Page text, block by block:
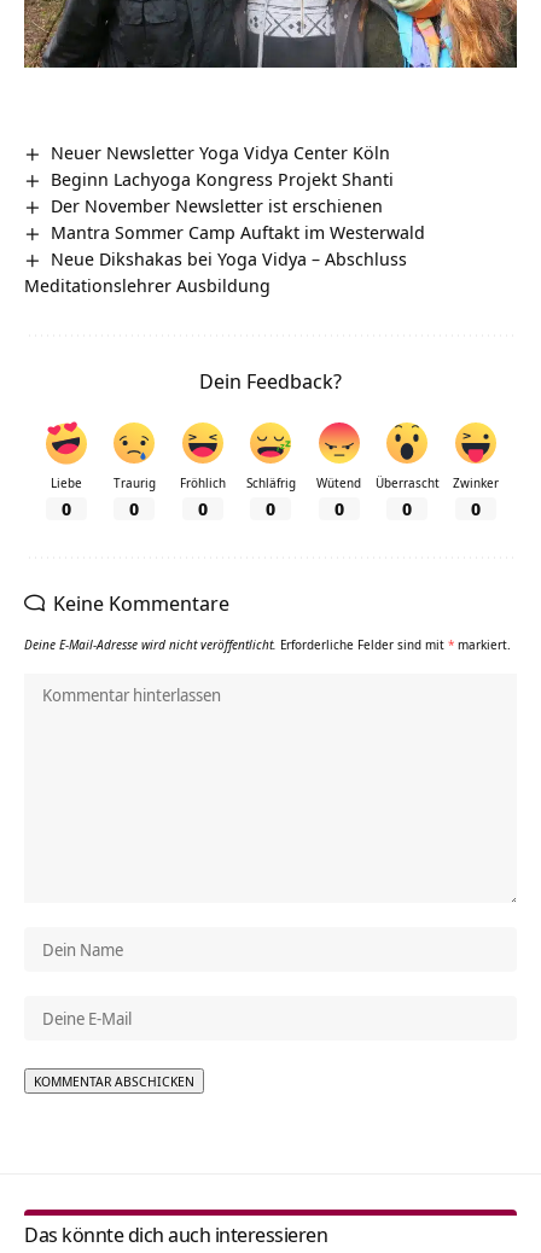
Neuer Newsletter Yoga Vidya Center Köln
Beginn Lachyoga Kongress Projekt Shanti
Der November Newsletter ist erschienen
Mantra Sommer Camp Auftakt im Westerwald
Neue Dikshakas bei Yoga Vidya – Abschluss
Meditationslehrer Ausbildung
Dein Feedback?
Liebe
0
Traurig
0
Fröhlich
0
Schläfrig
0
Wütend
0
Überrascht
0
Zwinker
0
Keine Kommentare
Deine E-Mail-Adresse wird nicht veröffentlicht. Erforderliche Felder sind mit * markiert.
Das könnte dich auch interessieren